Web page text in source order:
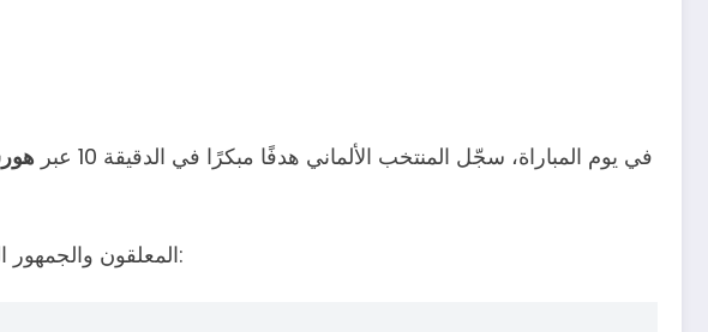
في يوم المباراة، سجّل المنتخب الألماني هدفًا مبكرًا في الدقيقة 10 عبر
المعلقون والجمهور الحاضر لاحظوا بوضوح التراخي، بل إن أحد المعلقين الألمان وصف المباراة بأنها “عار”، وقال بالحرف: